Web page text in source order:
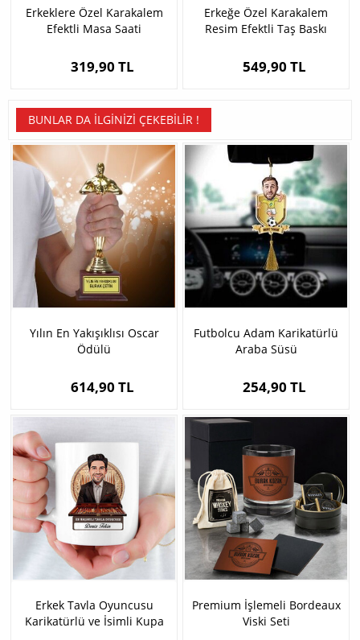
Erkeklere Özel Karakalem
Efektli Masa Saati
319,90 TL
Erkeğe Özel Karakalem
Resim Efektli Taş Baskı
549,90 TL
BUNLAR DA İLGINIZI ÇEKEBILIR !
Yılın En Yakışıklısı Oscar
Ödülü
614,90 TL
Futbolcu Adam Karikatürlü
Araba Süsü
254,90 TL
Erkek Tavla Oyuncusu
Karikatürlü ve İsimli Kupa
Premium İşlemeli Bordeaux
Viski Seti